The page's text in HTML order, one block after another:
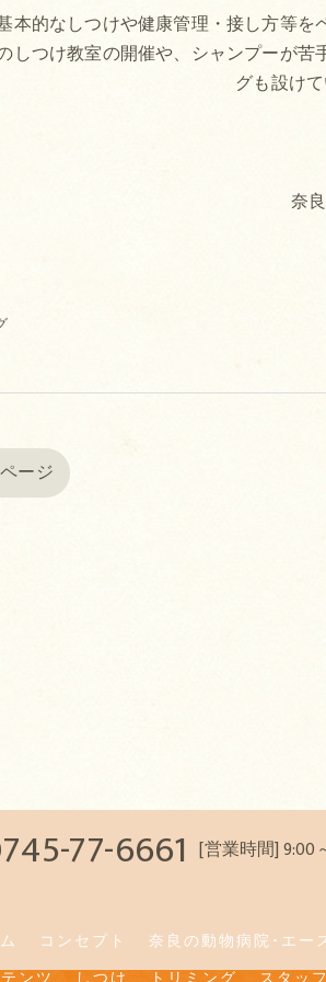
本的なしつけや健康管理・接し方等
しつけ教室の開催や、シャンプーが
グも設け
奈
ージ
77-6661 [営業時間] 9:00
コンセプト 奈良の動物病院･エー